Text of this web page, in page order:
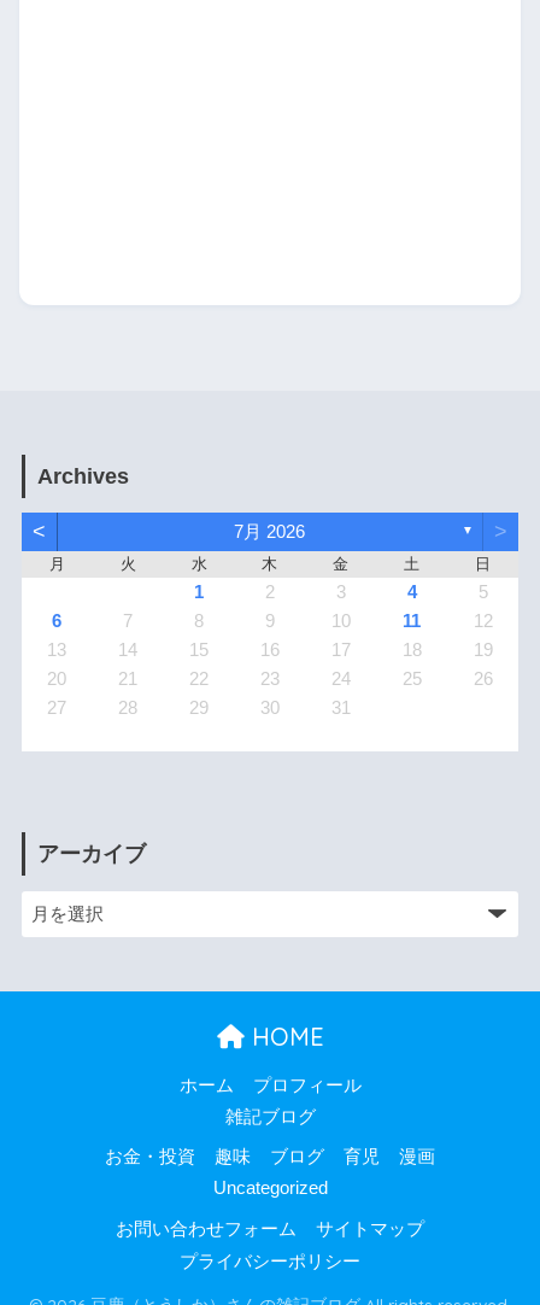
Archives
< 7月 2026 ▼ >
月 火 水 木 金 土 日
1 2 3 4
5
6
7 8 9 10 11
12
13
14 15 16 17 18
19
20
21 22 23 24 25
26
27
28 29 30 31
アーカイブ
HOME
ホーム
プロフィール
雑記ブログ
お金・投資 趣味 ブログ 育児
漫画
Uncategorized
お問い合わせフォーム
サイトマップ
プライバシーポリシー